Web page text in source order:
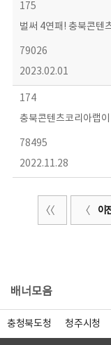
175
벌써 4연패! 충북콘텐
79026
2023.02.01
174
충북콘텐츠코리아랩
78495
2022.11.28
이
배너모음
충청북도청 청주시청